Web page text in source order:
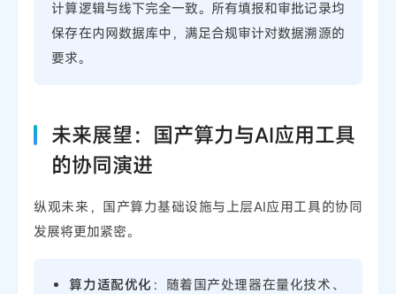
计算逻辑与线下完全一致。所有填报和审批记录均
保存在内网数据库中，满足合规审计对数据溯源的
要求。
未来展望：国产算力与AI应用工具
的协同演进
纵观未来，国产算力基础设施与上层AI应用工具的协同
发展将更加紧密。
算力适配优化 ：随着国产处理器在量化技术、